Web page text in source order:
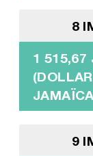
8
1 515,67
(DOLLAR
9